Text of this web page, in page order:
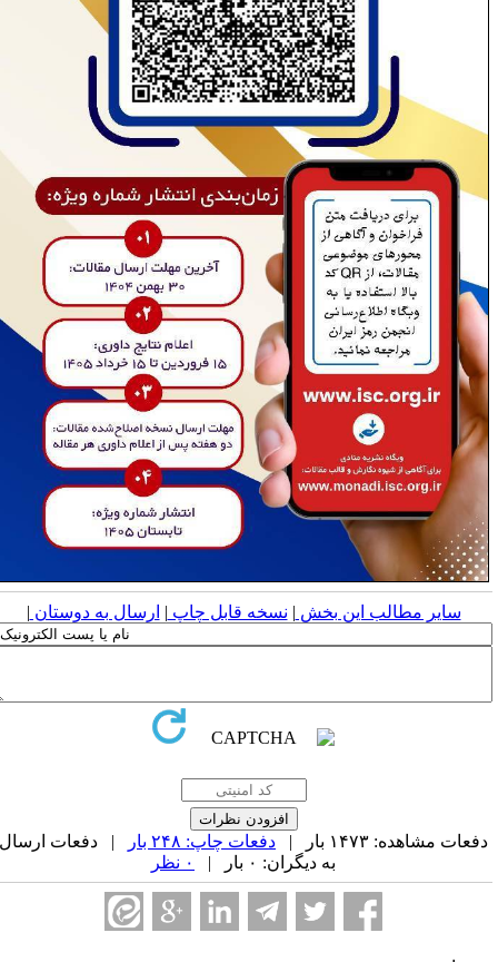
سایر مطالب این بخش | نسخه قابل چاپ| ارسال به دوستان|
دفعات مشاهده: ۱۴۷۳ بار | دفعات چاپ: ۲۴۸ بار
| دفعات ارسال
به دیگران: ۰ بار |